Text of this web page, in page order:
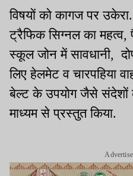
विषयों को कागज पर उकेरा.
ट्रैफिक सिग्नल का महत्व,
स्कूल जोन में सावधानी,
लिए हेलमेट व चारपहिया
बेल्ट के उपयोग जैसे संदेशों
माध्यम से प्रस्तुत किया.